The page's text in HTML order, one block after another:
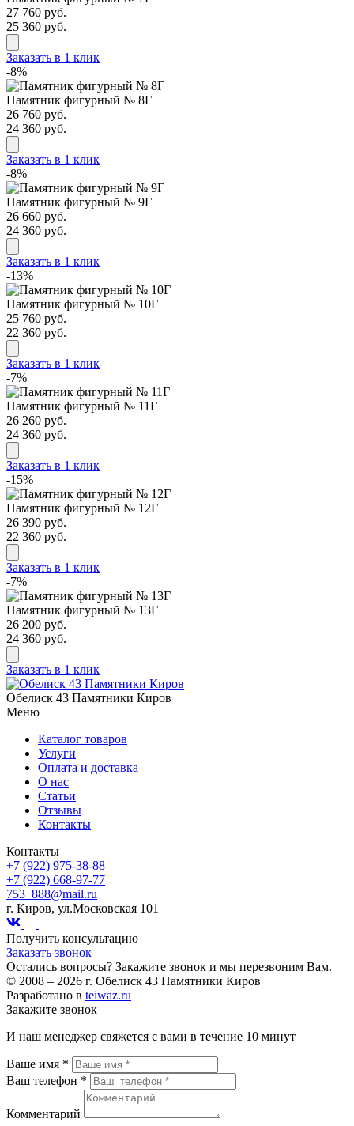
27 760 руб.
25 360 руб.
Заказать в 1 клик
-8%
Памятник фигурный № 8Г
26 760 руб.
24 360 руб.
Заказать в 1 клик
-8%
Памятник фигурный № 9Г
26 660 руб.
24 360 руб.
Заказать в 1 клик
-13%
Памятник фигурный № 10Г
25 760 руб.
22 360 руб.
Заказать в 1 клик
-7%
Памятник фигурный № 11Г
26 260 руб.
24 360 руб.
Заказать в 1 клик
-15%
Памятник фигурный № 12Г
26 390 руб.
22 360 руб.
Заказать в 1 клик
-7%
Памятник фигурный № 13Г
26 200 руб.
24 360 руб.
Заказать в 1 клик
Обелиск 43 Памятники Киров
Меню
Каталог товаров
Услуги
Оплата и доставка
О нас
Статьи
Отзывы
Контакты
Контакты
+7 (922) 975-38-88
+7 (922) 668-97-77
753_888@mail.ru
г. Киров, ул.Московская 101
Получить консультацию
Заказать звонок
Остались вопросы? Закажите звонок и мы перезвоним Вам.
© 2008 – 2026 г. Обелиск 43 Памятники Киров
Разработано в teiwaz.ru
Закажите звонок
И наш менеджер свяжется с вами в течение 10 минут
Ваше имя *
Ваш телефон *
Комментарий